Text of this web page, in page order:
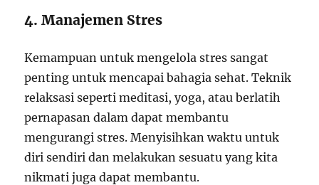
4. Manajemen Stres
Kemampuan untuk mengelola stres sangat
penting untuk mencapai bahagia sehat. Teknik
relaksasi seperti meditasi, yoga, atau berlatih
pernapasan dalam dapat membantu
mengurangi stres. Menyisihkan waktu untuk
diri sendiri dan melakukan sesuatu yang kita
nikmati juga dapat membantu.